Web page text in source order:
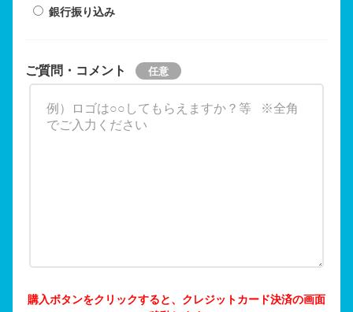
銀行振り込み
ご質問・コメント
購入ボタンをクリックすると、クレジットカード決済の画面